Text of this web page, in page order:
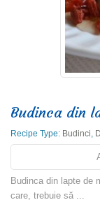
Budinca din
Recipe Type: Budinci,
Budinca din lapte de
care, trebuie să ...